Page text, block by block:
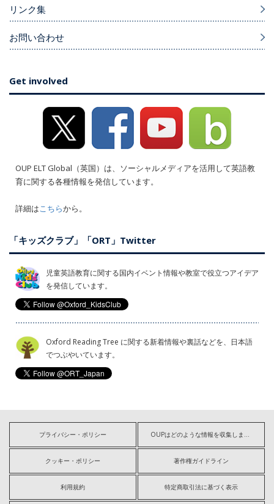
リンク集
お問い合わせ
Get involved
OUP ELT Global（英国）は、ソーシャルメディアを活用して英語教
育に関する各種情報を発信しています。
詳細はこちらから。
「キッズクラブ」「ORT」Twitter
児童英語教育に関する国内イベント情報や教室で役立つアイデア
を発信しています。
Oxford Reading Tree に関する新着情報や裏話などを、日本語
でつぶやいています。
プライバシー・ポリシー
クッキー・ポリシー 著作権ガイドライン
利用規約 特定商取引法に基づく表示